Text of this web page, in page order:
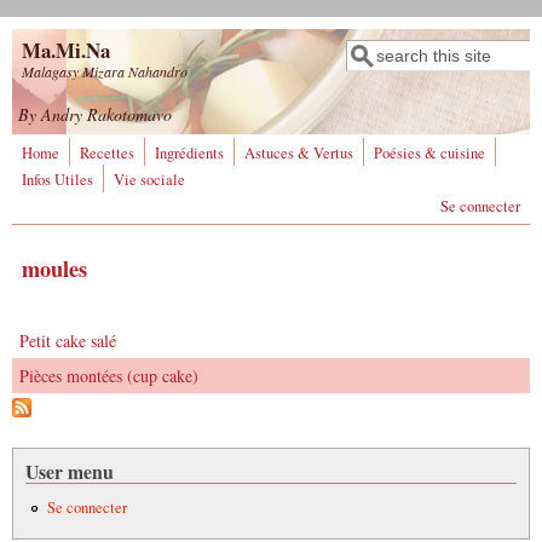
Aller au contenu principal
Ma.Mi.Na
Malagasy Mizara Nahandro
Formulaire de
recherche
Rechercher
By Andry Rakotomavo
Home Recettes Ingrédients Astuces & Vertus
Poésies & cuisine
Infos Utiles
Vie sociale
Se connecter
moules
Petit cake salé
Pièces montées (cup cake)
User menu
Se connecter